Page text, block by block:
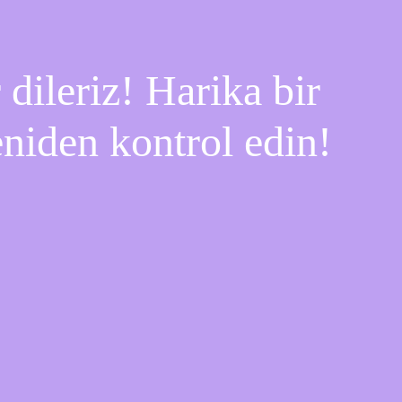
dileriz! Harika bir
kontrol edin!